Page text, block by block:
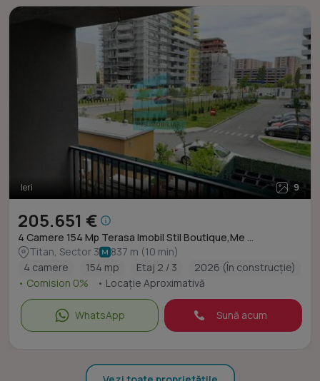
Ieri 9
205.651 €
4 Camere 154 Mp Terasa Imobil Stil Boutique,Me ...
Titan, Sector 3
837 m (10 min)
4 camere
154 mp Etaj 2 / 3
2026 (În construcție)
• Comision 0%
• Locație Aproximativă
WhatsApp Sună acum